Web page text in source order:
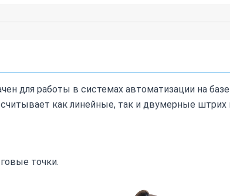
для работы в системах автоматизации на
считывает как линейные, так и двумерные
точки.